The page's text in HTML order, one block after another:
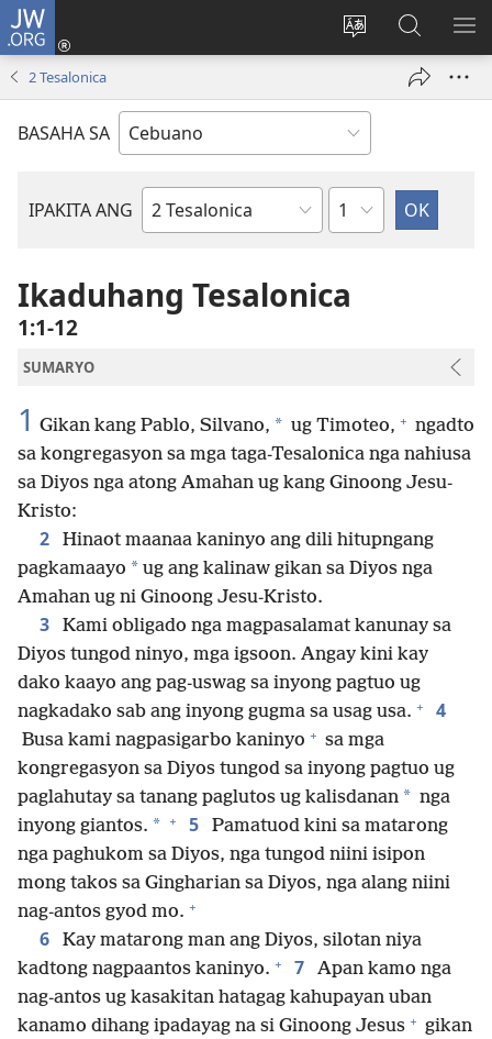
JW.ORG
Ilisi
pinulongan
sa
site
Log
ug
window)
Pangitaa
sa
JW.ORG
2 Tesalonica
BASAHA SA
IPAKITA ANG
Basahon
Bibliya
Kapitulo
Ikaduhang Tesalonica
1:1-12
SUMARYO
1 Gikan kang Pablo, Silvano, * ug Timoteo, + ngadto
sa kongregasyon sa mga taga-Tesalonica nga nahiusa
sa Diyos nga atong Amahan ug kang Ginoong Jesu-
Kristo:
2
Hinaot maanaa kaninyo ang dili hitupngang
pagkamaayo * ug ang kalinaw gikan sa Diyos nga
Amahan ug ni Ginoong Jesu-Kristo.
3
Kami obligado nga magpasalamat kanunay sa
Diyos tungod ninyo, mga igsoon. Angay kini kay
dako kaayo ang pag-uswag sa inyong pagtuo ug
nagkadako sab ang inyong gugma sa usag usa. + 4
Busa kami nagpasigarbo kaninyo + sa mga
kongregasyon sa Diyos tungod sa inyong pagtuo ug
paglahutay sa tanang paglutos ug kalisdanan * nga
inyong giantos. * + 5
Pamatuod kini sa matarong
nga paghukom sa Diyos, nga tungod niini isipon
mong takos sa Gingharian sa Diyos, nga alang niini
nag-antos gyod mo. +
6
Kay matarong man ang Diyos, silotan niya
kadtong nagpaantos kaninyo. + 7
Apan kamo nga
nag-antos ug kasakitan hatagag kahupayan uban
kanamo dihang ipadayag na si Ginoong Jesus + gikan